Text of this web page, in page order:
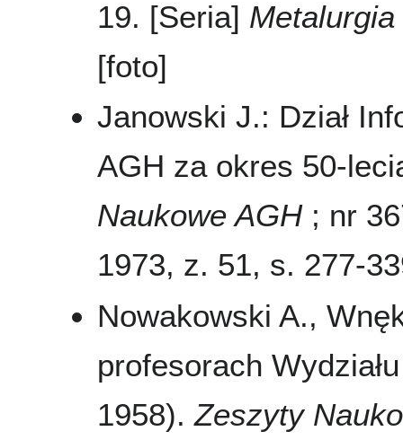
19. [Seria]
[foto]
Janowski J.: Dział
AGH za okres 50-
Naukowe AGH; nr
1973, z. 51, s. 277-
Nowakowski A.,
profesorach
1958).Zeszyty